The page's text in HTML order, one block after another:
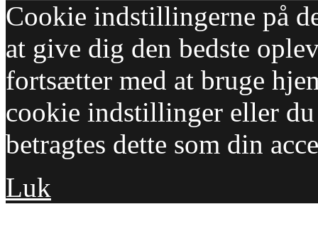
Cookie indstillingerne på
at give dig den bedste
fortsætter med at bruge
cookie indstillinger eller
betragtes dette som din
Luk